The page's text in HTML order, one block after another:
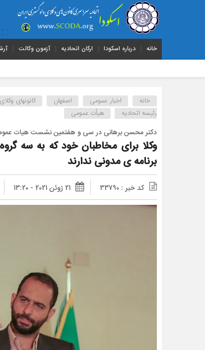
خانه درباره اسکودا ارکان اتحادیه آزمون وکالت
خانه اخبار عمومی اصفهان کانونهای
رئیسه اتحادیه
هیأت عمومی
دکتر محسن برهانی در سی و هفتمین نشست هیات
وکلا برای مخاطبان خود که به سه
برنامه ی مدونی ندارند
کد خبر : 33790 21 ژوئن 2021 - 13:20